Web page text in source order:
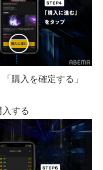
購入を確定する」
する